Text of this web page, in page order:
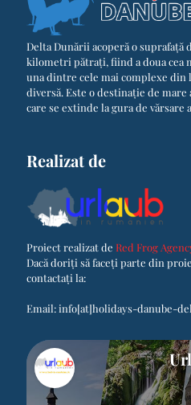
Delta Dunării acoperă o suprafață
kilometri pătrați, fiind a doua cea
una dintre cele mai complexe din
diversă. Este o destinație de
care se extinde la gura de vărsare
Realizat de
Proiect realizat de Red Frog
Dacă doriți să faceți parte din
contactați la:
Email:info[at]holidays-danube-